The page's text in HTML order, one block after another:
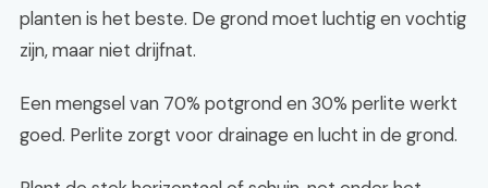
planten is het beste. De grond moet luchtig en vochtig
zijn, maar niet drijfnat.
Een mengsel van 70% potgrond en 30% perlite werkt
goed. Perlite zorgt voor drainage en lucht in de grond.